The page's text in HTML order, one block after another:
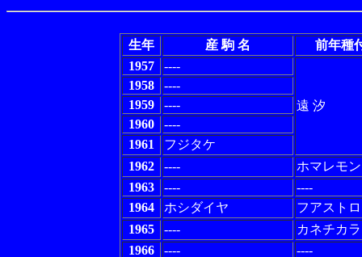
生年 産 駒 名
前年種
1957
----
遠 汐
1958
----
1959
----
1960
----
1961
フジタケ
1962
----
ホマレモン
1963
----
----
1964
ホシダイヤ
フアストロ
1965
----
カネチカラ
1966
----
----